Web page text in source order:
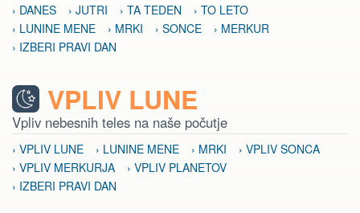
› DANES › JUTRI › TA TEDEN
› TO LETO
› LUNINE MENE
› MRKI › SONCE
› MERKUR
› IZBERI PRAVI DAN
VPLIV LUNE
Vpliv nebesnih teles na naše počutje
› VPLIV LUNE › LUNINE MENE › MRKI
› VPLIV SONCA
› VPLIV MERKURJA
› VPLIV PLANETOV
› IZBERI PRAVI DAN